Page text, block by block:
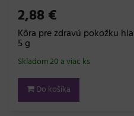
2,88 €
Kôra pre zdravú pokožku
5 g
Skladom 20 a viac ks
Do košíka